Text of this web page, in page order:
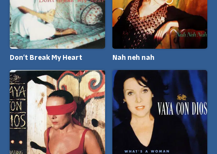
Don't Break My Heart Nah neh nah